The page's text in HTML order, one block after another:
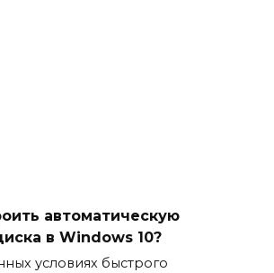
автоматическую
в Windows 10?
условиях быстрого